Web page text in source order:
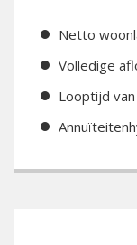
Netto
Volledige
Looptijd